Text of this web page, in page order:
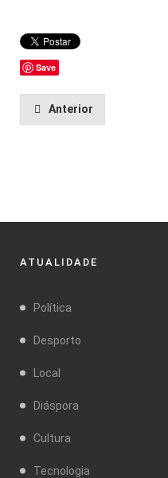
Save
Anterior
ATUALIDADE
Política
Desporto
Local
Diáspora
Cultura
Tecnologia